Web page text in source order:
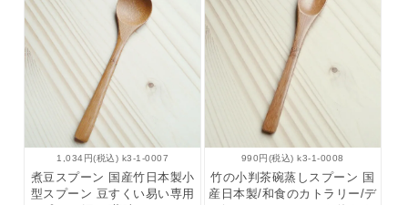
1,034円(税込) k3-1-0007
煮豆スプーン 国産竹日本製小
型スプーン 豆すくい易い専用
990円(税込) k3-1-0008
竹の小判茶碗蒸しスプーン 国
産日本製/和食のカトラリー/デ